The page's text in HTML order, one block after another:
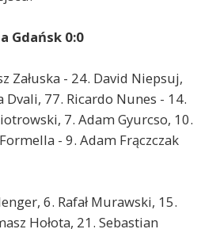
Gdańsk 0:0
Załuska - 24. David Niepsuj,
Dvali, 77. Ricardo Nunes - 14.
7. Adam Gyurcso, 10.
- 9. Adam Frączczak
6. Rafał Murawski, 15.
Hołota, 21. Sebastian